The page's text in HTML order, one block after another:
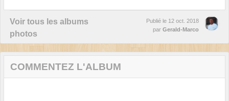
Voir tous les albums
photos
Publié le 12 oct. 2018
par Gerald-Marco
COMMENTEZ L'ALBUM